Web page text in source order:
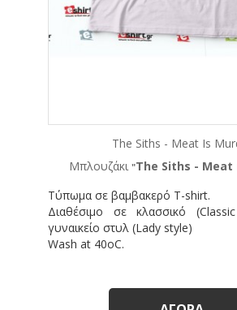
The Siths - Meat Is
Μπλουζάκι "The Siths - Meat
Τύπωμα σε βαμβακερό T-shirt.
Διαθέσιμο σε κλασσικό
γυναικείο στυλ (Lady style)
Wash at 40oC.